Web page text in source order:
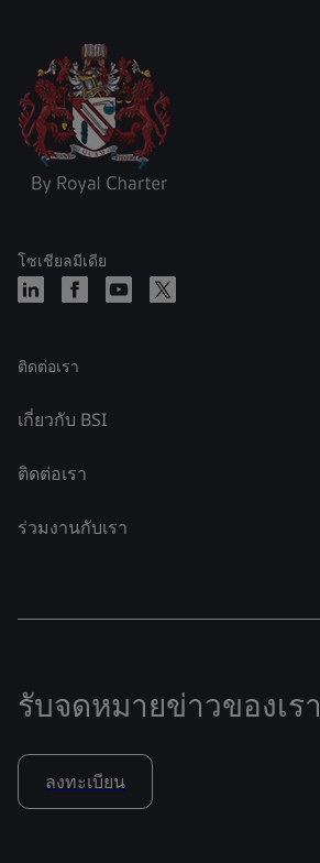
โซเชียลมีเดีย
ติดต่อเรา
เกี่ยวกับ BSI
ติดต่อเรา
ร่วมงานกับเรา
รับจดหมายข่าวของเรา
ลงทะเบียน